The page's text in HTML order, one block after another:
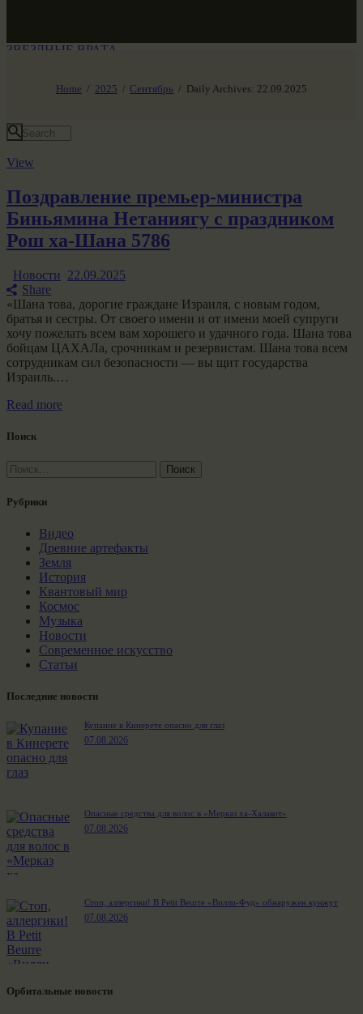
Home 2025 Сентябрь Daily Archives: 22.09.2025
ЗВЕЗДНЫЕ ВРАТА
SG-6
View
Поздравление премьер-министра
Биньямина Нетаниягу с праздником
Рош ха-Шана 5786
Новости 22.09.2025
Share
«Шана това, дорогие граждане Израиля, с новым годом,
братья и сестры. От своего имени и от имени моей супруги
хочу пожелать всем вам хорошего и удачного года. Шана това
бойцам ЦАХАЛа, срочникам и резервистам. Шана това всем
сотрудникам сил безопасности — вы щит государства
Израиль.…
Read more
Поиск
Найти:
Рубрики
Видео
Древние артефакты
Земля
История
Квантовый мир
Космос
Музыка
Новости
Современное искусство
Статьи
Последние новости
Купание в Кинерете опасно для глаз
07.08.2026
Опасные средства для волос в «Мерказ ха-Халакот»
07.08.2026
Стоп, аллергики! В Petit Beurre «Вилли-Фуд» обнаружен кунжут
07.08.2026
Орбитальные новости